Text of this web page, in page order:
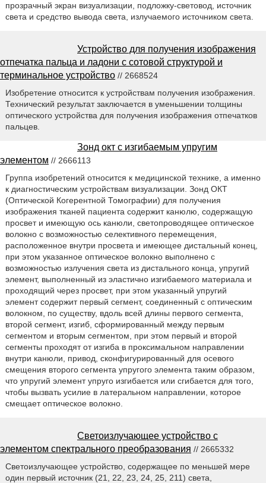
прозрачный экран визуализации, подложку-световод, источник
света и средство вывода света, излучаемого источником света.
Устройство для получения изображения
отпечатка пальца и ладони с сотовой структурой и
терминальное устройство // 2668524
Изобретение относится к устройствам получения изображения.
Технический результат заключается в уменьшении толщины
оптического устройства для получения изображения отпечатков
пальцев.
Зонд окт с изгибаемым упругим
элементом // 2666113
Группа изобретений относится к медицинской технике, а именно
к диагностическим устройствам визуализации. Зонд ОКТ
(Оптической Когерентной Томографии) для получения
изображения тканей пациента содержит канюлю, содержащую
просвет и имеющую ось канюли, светопроводящее оптическое
волокно с возможностью селективного перемещения,
расположенное внутри просвета и имеющее дистальный конец,
при этом указанное оптическое волокно выполнено с
возможностью излучения света из дистального конца, упругий
элемент, выполненный из эластично изгибаемого материала и
проходящий через просвет, при этом указанный упругий
элемент содержит первый сегмент, соединенный с оптическим
волокном, по существу, вдоль всей длины первого сегмента,
второй сегмент, изгиб, сформированный между первым
сегментом и вторым сегментом, при этом первый и второй
сегменты проходят от изгиба в проксимальном направлении
внутри канюли, привод, сконфигурированный для осевого
смещения второго сегмента упругого элемента таким образом,
что упругий элемент упруго изгибается или сгибается для того,
чтобы вызвать усилие в латеральном направлении, которое
смещает оптическое волокно.
Светоизлучающее устройство с
элементом спектрального преобразования // 2665332
Светоизлучающее устройство, содержащее по меньшей мере
один первый источник (21, 22, 23, 24, 25, 211) света,